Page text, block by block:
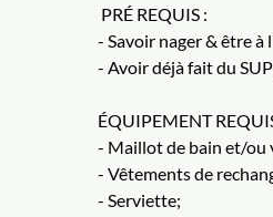
PRÉ REQUIS :
- Savoir nager & être à
- Avoir déjà fait du
ÉQUIPEMENT
- Maillot de bain et/ou
- Vêtements de
- Serviette;